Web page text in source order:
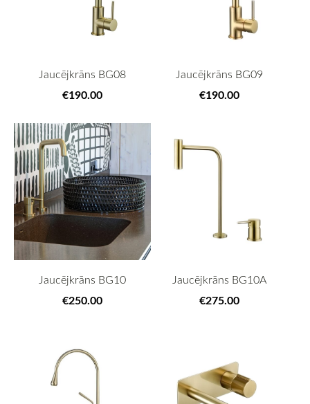
Jaucējkrāns BG08
€190.00
Jaucējkrāns BG09
€190.00
Jaucējkrāns BG10
€250.00
Jaucējkrāns BG10A
€275.00